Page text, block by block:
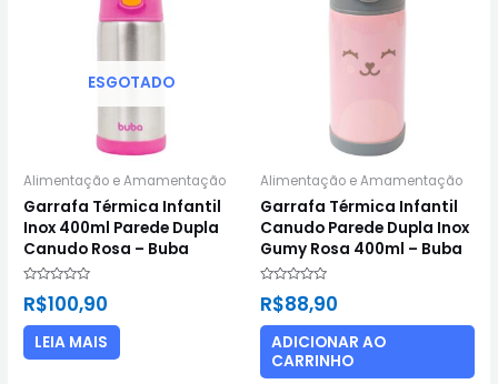
ESGOTADO
Alimentação e Amamentação
Garrafa Térmica Infantil
Inox 400ml Parede Dupla
Canudo Rosa – Buba
0
5
R$100,90
LEIA MAIS
Alimentação e Amamentação
Garrafa Térmica Infantil
Canudo Parede Dupla Inox
Gumy Rosa 400ml – Buba
0
5
R$88,90
ADICIONAR AO
CARRINHO